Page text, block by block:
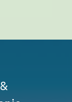
&